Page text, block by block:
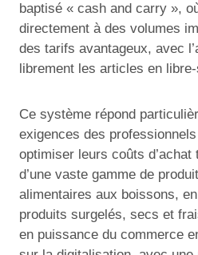
baptisé « cash and carry »,
directement à des volumes
des tarifs avantageux, avec
librement les articles en
Ce système répond
exigences des
optimiser leurs coûts d’achat
d’une vaste gamme de
alimentaires aux boissons,
produits surgelés, secs et
en puissance du commerce